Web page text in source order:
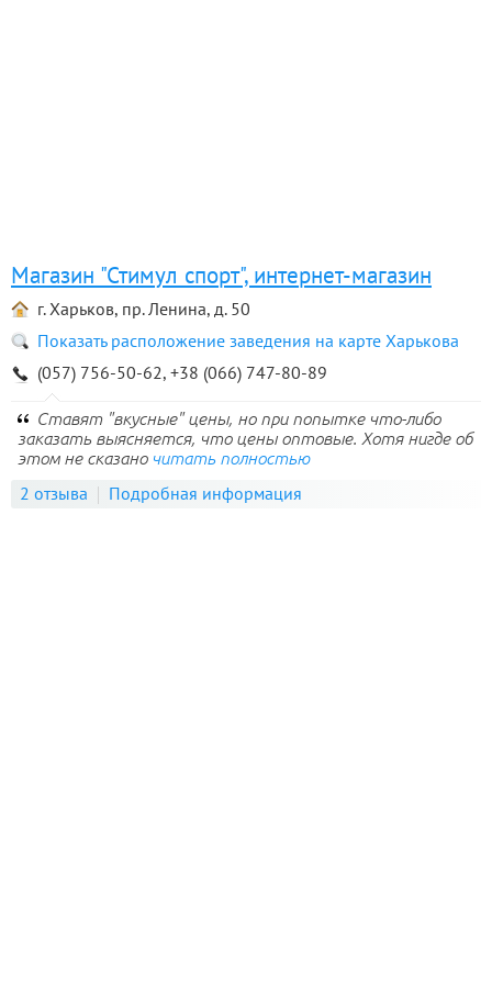
Магазин "Стимул спорт", интернет-магазин
г. Харьков, пр. Ленина, д. 50
Показать расположение заведения на карте Харькова
(057) 756-50-62, +38 (066) 747-80-89
Ставят "вкусные" цены, но при попытке что-либо
заказать выясняется, что цены оптовые. Хотя нигде об
этом не сказано читать полностью
2 отзыва Подробная информация